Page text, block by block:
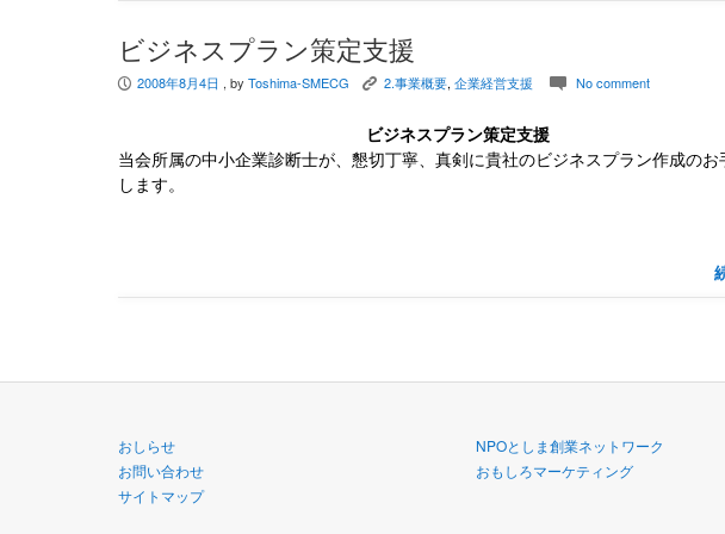
ビジネスプラン策定支援
P 2008年8月4日 , by Toshima-SMECG K 2.事業概要, 企業経営支援 c No comment
ビジネスプラン策定支援
当会所属の中小企業診断士が、懇切丁寧、真剣に貴社のビジネスプラン作成のお
します。
おしらせ
お問い合わせ
サイトマップ
NPOとしま創業ネットワーク
おもしろマーケティング